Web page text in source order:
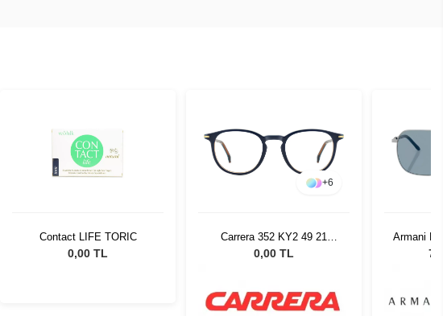
Contact LIFE TORIC
0,00 TL
+6
Carrera 352 KY2 49 21
84004
0,00 TL
Armani
602080